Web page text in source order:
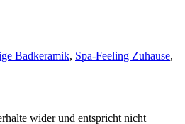
Badkeramik, Spa-Feeling Zuhause,
wider und entspricht nicht